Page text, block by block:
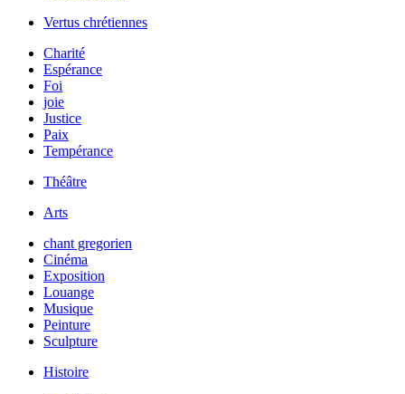
Vertus chrétiennes
Charité
Espérance
Foi
joie
Justice
Paix
Tempérance
Théâtre
Arts
chant gregorien
Cinéma
Exposition
Louange
Musique
Peinture
Sculpture
Histoire